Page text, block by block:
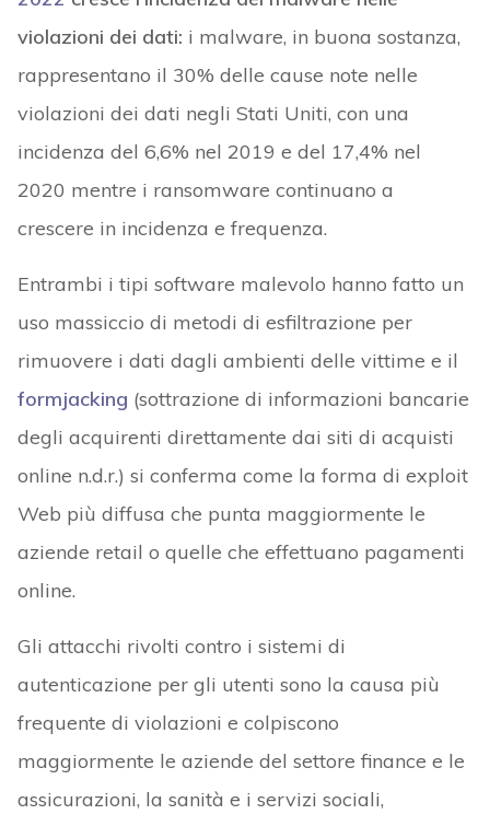
violazioni dei dati: i malware, in buona sostanza,
rappresentano il 30% delle cause note nelle
violazioni dei dati negli Stati Uniti, con una
incidenza del 6,6% nel 2019 e del 17,4% nel
2020 mentre i ransomware continuano a
crescere in incidenza e frequenza.
Entrambi i tipi software malevolo hanno fatto un
uso massiccio di metodi di esfiltrazione per
rimuovere i dati dagli ambienti delle vittime e il
formjacking (sottrazione di informazioni bancarie
degli acquirenti direttamente dai siti di acquisti
online n.d.r.) si conferma come la forma di exploit
Web più diffusa che punta maggiormente le
aziende retail o quelle che effettuano pagamenti
online.
Gli attacchi rivolti contro i sistemi di
autenticazione per gli utenti sono la causa più
frequente di violazioni e colpiscono
maggiormente le aziende del settore finance e le
assicurazioni, la sanità e i servizi sociali,